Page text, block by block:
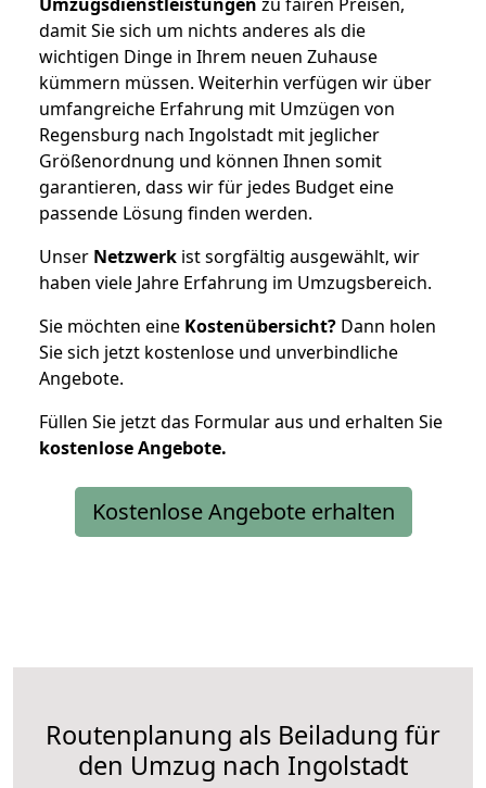
damit Sie sich um nichts anderes als die
wichtigen Dinge in Ihrem neuen Zuhause
kümmern müssen. Weiterhin verfügen wir über
umfangreiche Erfahrung mit Umzügen von
Regensburg nach Ingolstadt mit jeglicher
Größenordnung und können Ihnen somit
garantieren, dass wir für jedes Budget eine
passende Lösung finden werden.
Unser Netzwerk ist sorgfältig ausgewählt, wir
haben viele Jahre Erfahrung im Umzugsbereich.
Sie möchten eine Kostenübersicht? Dann holen
Sie sich jetzt kostenlose und unverbindliche
Angebote.
Füllen Sie jetzt das Formular aus und erhalten Sie
kostenloseAngebote.
Kostenlose Angebote erhalten
Routenplanung als Beiladung für
den Umzug nach Ingolstadt